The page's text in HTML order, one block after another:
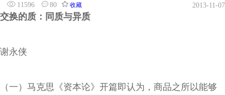
11596
80 收藏 2013-11-07
交换的质：同质与异质
谢永侠
（一）马克思《资本论》开篇即认为，商品之所以能够